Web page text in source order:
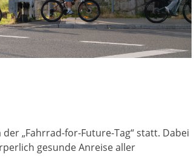
„Fahrrad-for-Future-Tag“ statt. Dabei
gesunde Anreise aller